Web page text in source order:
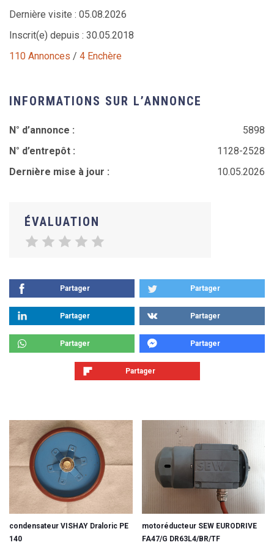
Dernière visite : 05.08.2026
Inscrit(e) depuis : 30.05.2018
110 Annonces / 4 Enchère
INFORMATIONS SUR L’ANNONCE
N° d’annonce :
5898
N° d’entrepôt :
1128-2528
Dernière mise à jour :
10.05.2026
ÉVALUATION
Partager Partager
Partager Partager
Partager Partager
Partager
condensateur VISHAY Draloric PE
140
motoréducteur SEW EURODRIVE
FA47/G DR63L4/BR/TF